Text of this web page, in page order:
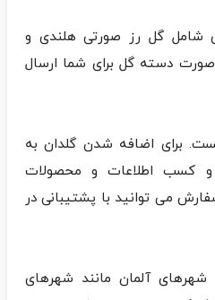
شامل گل رز صورتی هلندی و
دسته گل برای شما ارسال
برای اضافه شدن گلدان به
کسب اطلاعات و محصولات
می توانید با پشتیبانی در
آلمان مانند شهرهای